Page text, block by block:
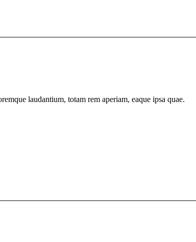
laudantium, totam rem aperiam, eaque ipsa quae.